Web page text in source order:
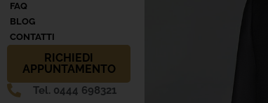
FAQ
BLOG
CONTATTI
RICHIEDI
APPUNTAMENTO
Tel. 0444 698321